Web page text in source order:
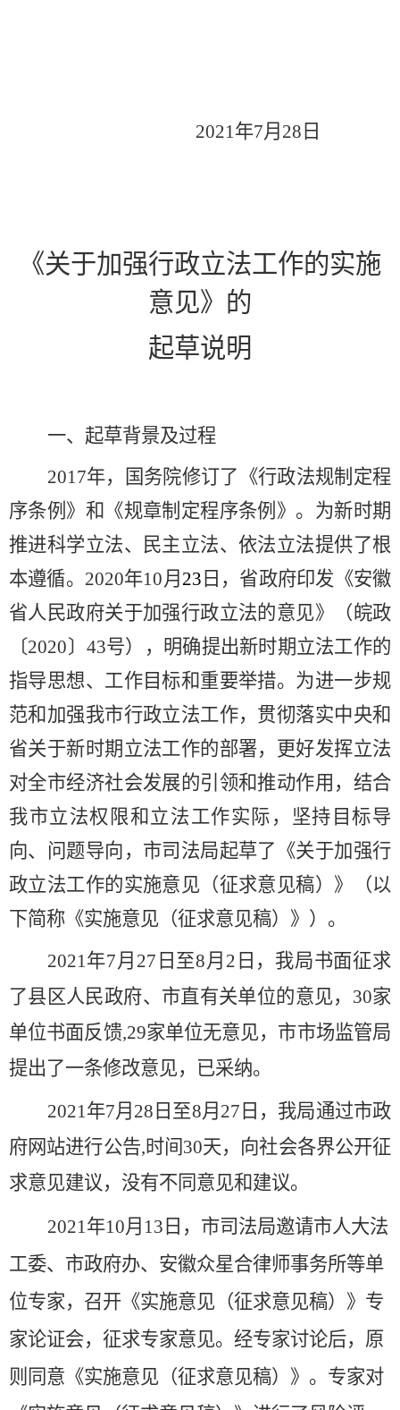
2021 年7月 28 日
《关于加强行政立法工作的实施
意见》的
起草说明
一、 起草背景及过程
2017年，国务院修订了《行政法规制定程
序条例》和《规章制定程序条例》。为新时期
推进科学立法、民主立法、依法立法提供了根
本遵循。2020年10月 23 日，省政府印发《安徽
省人民政府关于加强行政立法的意见》（皖政
〔2020〕43号），明确提出新时期立法工作的
指导思想、工作目标和重要举措。为进一步规
范和加强我市行政立法工作，贯彻落实中央和
省关于新时期立法工作的部署，更好发挥立法
对全市经济社会发展的引领和推动作用，结合
我市立法权限和立法工作实际，坚持目标导
向、问题导向，市司法局起草了《关于加强行
政立法工作的实施意见（征求意见稿） 》（以
下简称 《实施意见（征求意见稿）》） 。
2021 年7月 27 日至8月 2日， 我局书面征求
了县区人民政府、市直有关单位的意见， 30家
单位书面反馈,29家单位无意见，市市场监管局
提出了一条修改意见，已采纳。
2021年7月28日至8月27日， 我局通过市政
府网站进行公告,时间30天，向社会各界公开征
求意见建议， 没有不同 意见和建议。
2021年10月 13日，市司法局邀请市人大法
工委、市政府办、安徽众星合律师事务所等单
位专家，召开 《实施意见（征求意见稿）》 专
家论证会， 征求专家意见。 经专家讨论后，原
则同意《实施意见 （征求意见稿） 》 。专家对